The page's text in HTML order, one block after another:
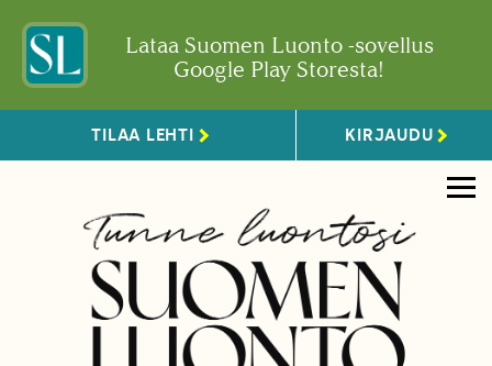
Lataa Suomen Luonto -sovellus
Google Play Storesta!
TILAA LEHTI KIRJAUDU